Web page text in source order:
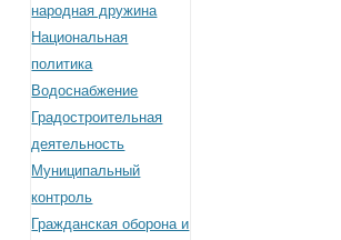
народная дружина
Национальная
политика
Водоснабжение
Градостроительная
деятельность
Муниципальный
контроль
Гражданская оборона и